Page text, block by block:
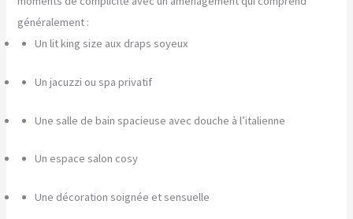
généralement :
Un lit king size aux draps soyeux
Un jacuzzi ou spa privatif
Une salle de bain spacieuse avec douche à l’italienne
Un espace salon cosy
Une décoration soignée et sensuelle